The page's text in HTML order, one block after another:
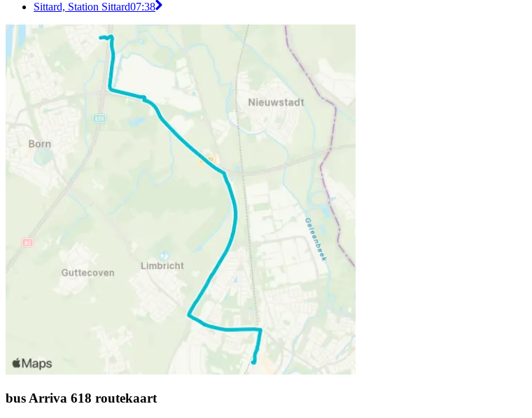
Sittard, Station Sittard07:38
bus Arriva 618 routekaart